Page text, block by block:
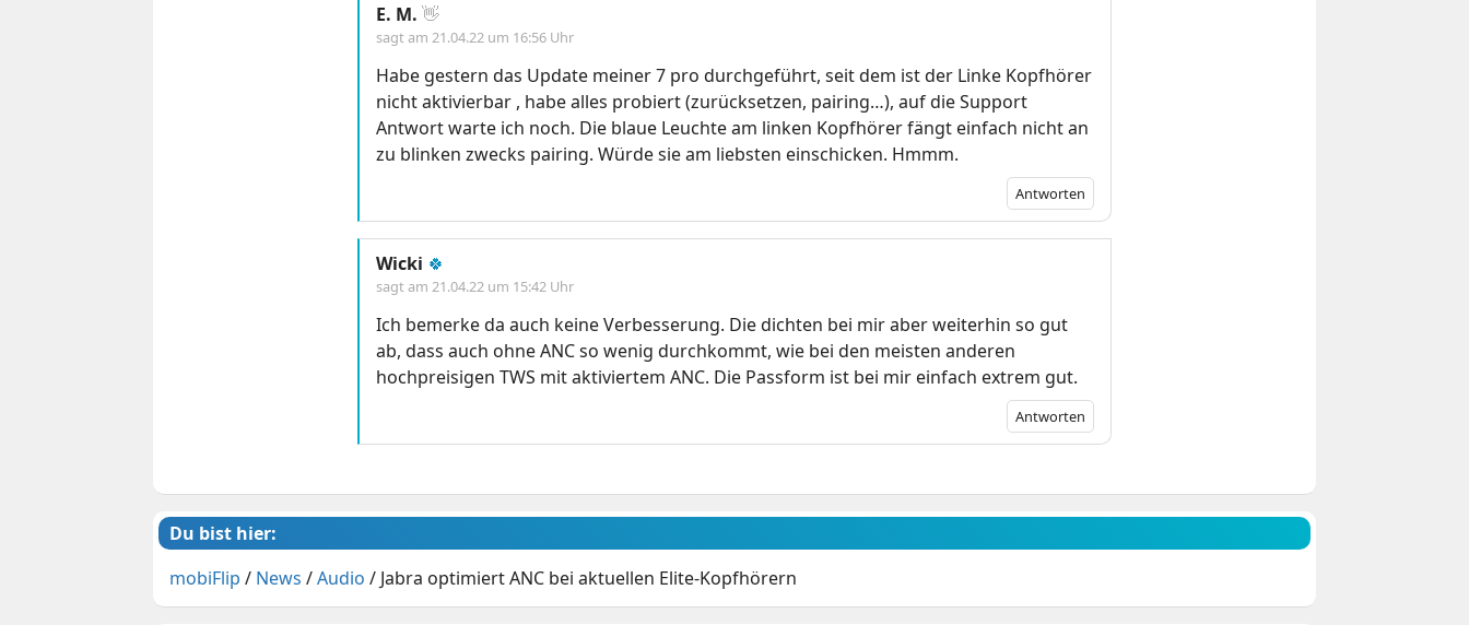
E. M. 👋
sagt am 21.04.22 um 16:56 Uhr
Habe gestern das Update meiner 7 pro durchgeführt, seit dem ist der Linke Kopfhörer
nicht aktivierbar , habe alles probiert (zurücksetzen, pairing…), auf die Support
Antwort warte ich noch. Die blaue Leuchte am linken Kopfhörer fängt einfach nicht an
zu blinken zwecks pairing. Würde sie am liebsten einschicken. Hmmm.
Antworten
Wicki 🍀
sagt am 21.04.22 um 15:42 Uhr
Ich bemerke da auch keine Verbesserung. Die dichten bei mir aber weiterhin so gut
ab, dass auch ohne ANC so wenig durchkommt, wie bei den meisten anderen
hochpreisigen TWS mit aktiviertem ANC. Die Passform ist bei mir einfach extrem gut.
Antworten
Du bist hier:
mobiFlip / News /Audio / Jabra optimiert ANC bei aktuellen Elite-Kopfhörern